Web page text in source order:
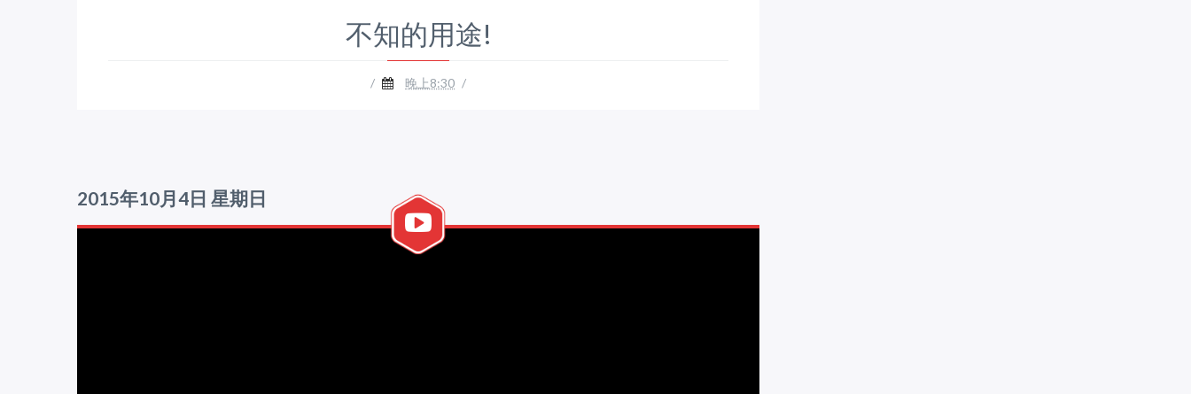
不知的用途!
/ 晚上8:30 /
2015年10月4日 星期日